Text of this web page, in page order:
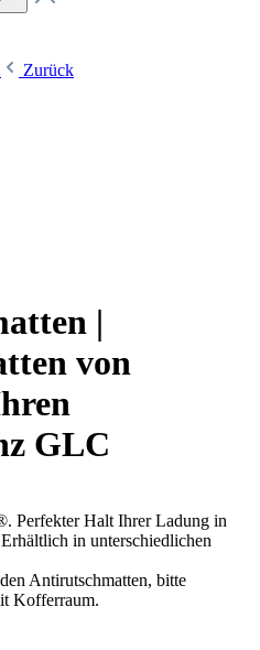
Zurück
|
von
GLC
Perfekter Halt Ihrer Ladung in
in unterschiedlichen
Antirutschmatten, bitte
Kofferraum.